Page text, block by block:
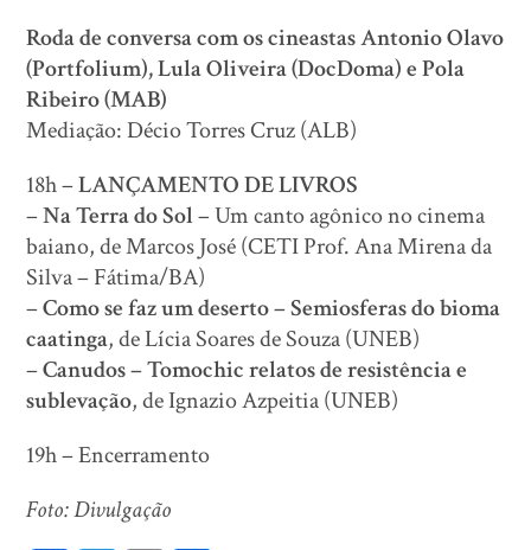
Roda de conversa com os cineastas Antonio Olavo
(Portfolium), Lula Oliveira (DocDoma) e Pola
Ribeiro (MAB)
Mediação: Décio Torres Cruz (ALB)
18h –LANÇAMENTO DE LIVROS
–Na Terra do Sol– Um canto agônico no cinema
baiano, de Marcos José (CETI Prof. Ana Mirena da
Silva – Fátima/BA)
–Como se faz um deserto – Semiosferas do bioma
caatinga, de Lícia Soares de Souza (UNEB)
–Canudos – Tomochic relatos de resistência e
sublevação, de Ignazio Azpeitia (UNEB)
19h – Encerramento
Foto: Divulgação